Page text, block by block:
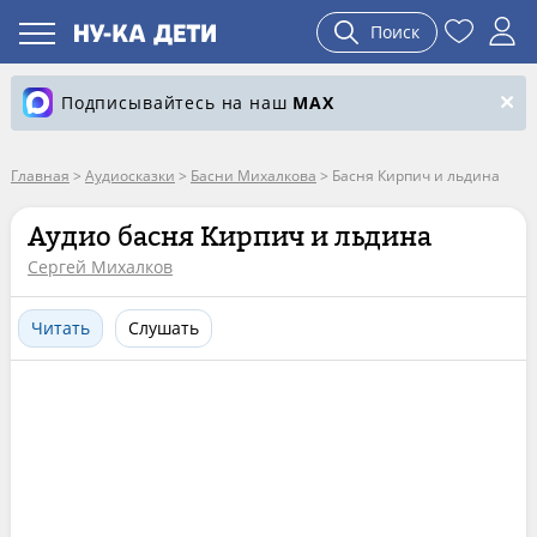
Поиск
Подписывайтесь на наш MAX
Главная > Аудиосказки > Басни Михалкова > Басня Кирпич и льдина
Аудио басня Кирпич и льдина
Сергей Михалков
Читать Слушать